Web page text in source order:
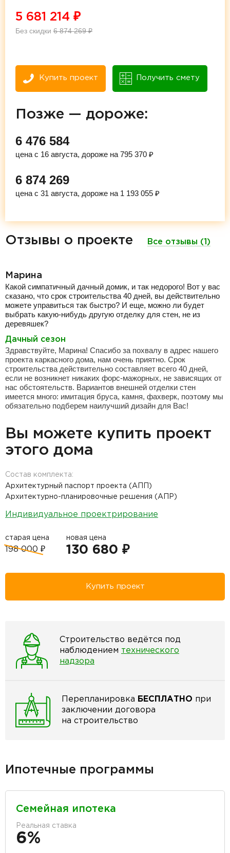
5 681 214 ₽
Без скидки 6 874 269₽
Купить проект Получить смету
Позже — дороже:
6 476 584
цена с 16 августа, дороже на 795 370 ₽
6 874 269
цена с 31 августа, дороже на 1 193 055 ₽
Отзывы о проекте Все отзывы (1)
Марина
Какой симпатичный дачный домик, и так недорого! Вот у вас
сказано, что срок строительства 40 дней, вы действительно
можете управиться так быстро? И еще, можно ли будет
выбрать какую-нибудь другую отделку для стен, не из
деревяшек?
Дачный сезон
Здравствуйте, Марина! Спасибо за похвалу в адрес нашего
проекта каркасного дома, нам очень приятно. Срок
строительства действительно составляет всего 40 дней,
если не возникнет никаких форс-мажорных, не зависящих от
нас обстоятельств. Вариантов внешней отделки стен
имеется много: имитация бруса, камня, фахверк, поэтому мы
обязательно подберем наилучший дизайн для Вас!
Вы можете купить проект
этого дома
Состав комплекта:
Архитектурный паспорт проекта (АПП)
Архитектурно-планировочные решения (АПР)
Индивидуальное проектрирование
старая цена
198 000 ₽
новая цена
130 680 ₽
Купить проект
Строительство ведётся под
наблюдением технического
надзора
Перепланировка БЕСПЛАТНО при
заключении договора
на строительство
Ипотечные программы
Семейная ипотека
Реальная ставка
6%